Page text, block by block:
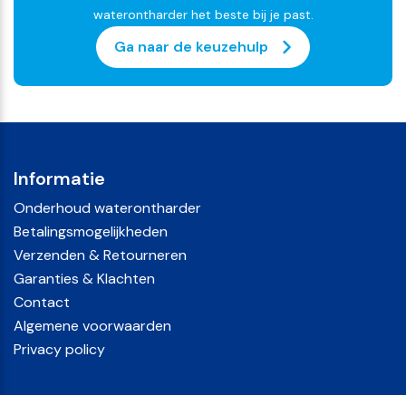
waterontharder het beste bij je past.
Ga naar de keuzehulp
Informatie
Onderhoud waterontharder
Betalingsmogelijkheden
Verzenden & Retourneren
Garanties & Klachten
Contact
Algemene voorwaarden
Privacy policy